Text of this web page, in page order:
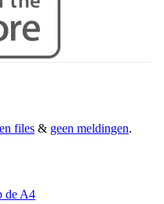
files & geen meldingen.
de A4